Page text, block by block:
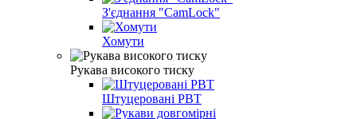
З'єднання "CamLock"
Хомути
Рукава високого тиску
Штуцеровані РВТ